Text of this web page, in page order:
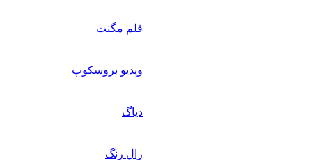
قلم مگنت
ویدیو بروسکوپ
دیاگ
رال رنگ